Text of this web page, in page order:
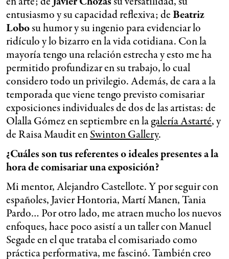
entusiasmo y su capacidad reflexiva; deBeatriz
Lobosu humor y su ingenio para evidenciar lo
ridículo y lo bizarro en la vida cotidiana. Con la
mayoría tengo una relación estrecha y esto me ha
permitido profundizar en su trabajo, lo cual
considero todo un privilegio. Además, de cara a la
temporada que viene tengo previsto comisariar
exposiciones individuales de dos de las artistas: de
Olalla Gómez en septiembre en lagalería Astarté, y
de Raisa Maudit enSwinton Gallery.
¿Cuáles son tus referentes o ideales presentes a la
hora de comisariar una exposición?
Mi mentor, Alejandro Castellote. Y por seguir con
españoles, Javier Hontoria, Martí Manen, Tania
Pardo… Por otro lado, me atraen mucho los nuevos
enfoques, hace poco asistí a un taller con Manuel
Segade en el que trataba el comisariado como
práctica performativa, me fascinó. También creo